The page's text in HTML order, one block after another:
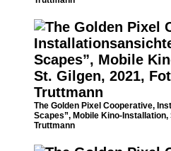
The Golden Pixel Cooperative,
Scapes”, Mobile Kino-
Truttmann